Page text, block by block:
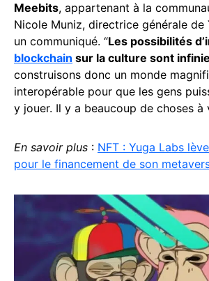
Meebits, appartenant à la
Nicole Muniz, directrice générale de
un communiqué. “Les possibilités
blockchain sur la culture sont
construisons donc un monde
interopérable pour que les gens
y jouer. Il y a beaucoup de choses à
En savoir plus : NFT : Yuga Labs
pour le financement de son